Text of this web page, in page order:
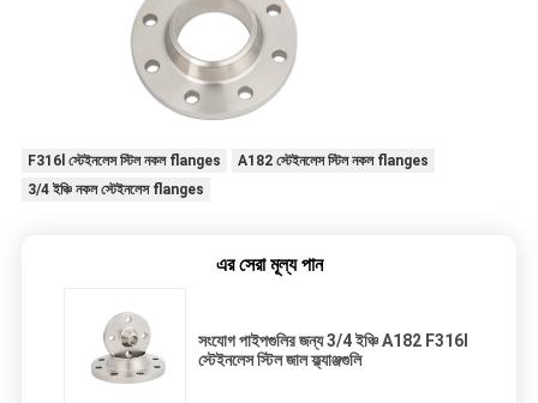
F316l স্টেইনলেস স্টিল নকল flanges
A182 স্টেইনলেস স্টিল নকল flanges
3/4 ইঞ্চি নকল স্টেইনলেস flanges
এর সেরা মূল্য পান
সংযোগ পাইপগুলির জন্য 3/4 ইঞ্চি A182 F316l
স্টেইনলেস স্টিল জাল ফ্ল্যাঞ্জগুলি